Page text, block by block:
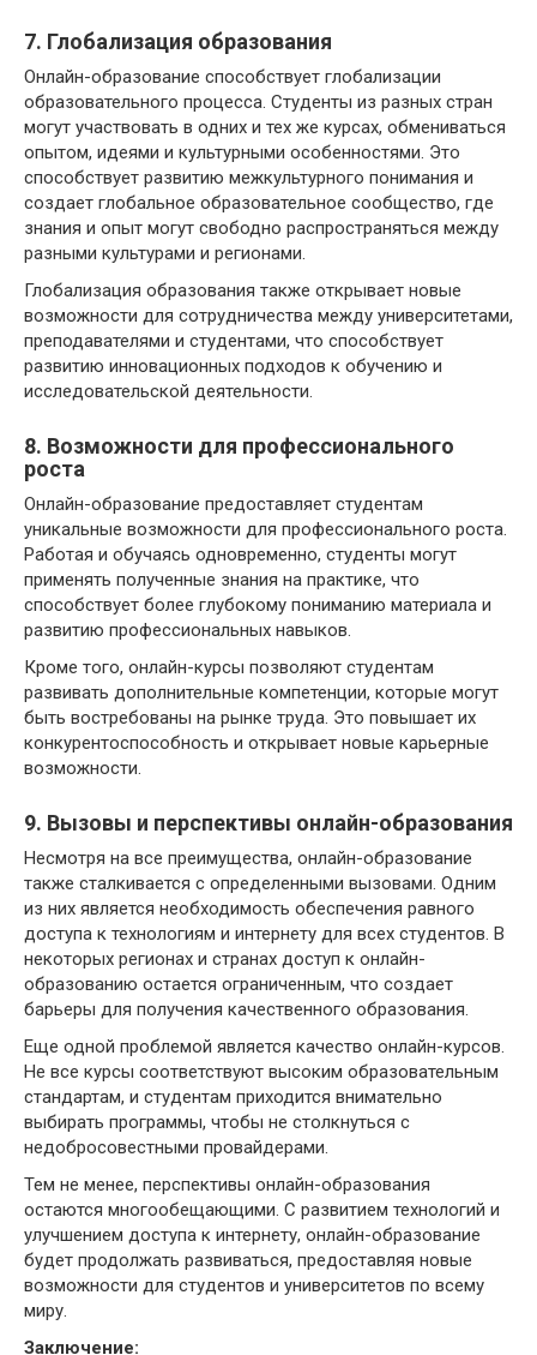
7. Глобализация образования
Онлайн-образование способствует глобализации
образовательного процесса. Студенты из разных стран
могут участвовать в одних и тех же курсах, обмениваться
опытом, идеями и культурными особенностями. Это
способствует развитию межкультурного понимания и
создает глобальное образовательное сообщество, где
знания и опыт могут свободно распространяться между
разными культурами и регионами.
Глобализация образования также открывает новые
возможности для сотрудничества между университетами,
преподавателями и студентами, что способствует
развитию инновационных подходов к обучению и
исследовательской деятельности.
8. Возможности для профессионального
роста
Онлайн-образование предоставляет студентам
уникальные возможности для профессионального роста.
Работая и обучаясь одновременно, студенты могут
применять полученные знания на практике, что
способствует более глубокому пониманию материала и
развитию профессиональных навыков.
Кроме того, онлайн-курсы позволяют студентам
развивать дополнительные компетенции, которые могут
быть востребованы на рынке труда. Это повышает их
конкурентоспособность и открывает новые карьерные
возможности.
9. Вызовы и перспективы онлайн-образования
Несмотря на все преимущества, онлайн-образование
также сталкивается с определенными вызовами. Одним
из них является необходимость обеспечения равного
доступа к технологиям и интернету для всех студентов. В
некоторых регионах и странах доступ к онлайн-
образованию остается ограниченным, что создает
барьеры для получения качественного образования.
Еще одной проблемой является качество онлайн-курсов.
Не все курсы соответствуют высоким образовательным
стандартам, и студентам приходится внимательно
выбирать программы, чтобы не столкнуться с
недобросовестными провайдерами.
Тем не менее, перспективы онлайн-образования
остаются многообещающими. С развитием технологий и
улучшением доступа к интернету, онлайн-образование
будет продолжать развиваться, предоставляя новые
возможности для студентов и университетов по всему
миру.
Заключение: